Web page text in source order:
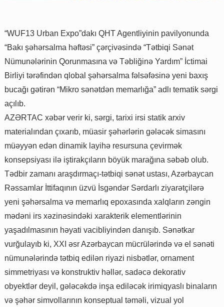
“WUF13 Urban Expo”dakı QHT Agentliyinin pavilyonunda
“Bakı şəhərsalma həftəsi” çərçivəsində “Tətbiqi Sənət
Nümunələrinin Qorunmasına və Təbliğinə Yardım” İctimai
Birliyi tərəfindən qlobal şəhərsalma fəlsəfəsinə yeni baxış
bucağı gətirən “Mikro sənətdən memarlığa” adlı tematik sərgi
açılıb.
AZƏRTAC xəbər verir ki, sərgi, tarixi irsi statik arxiv
materialından çıxarıb, müasir şəhərlərin gələcək simasını
müəyyən edən dinamik layihə resursuna çevirmək
konsepsiyası ilə iştirakçıların böyük marağına səbəb olub.
Tədbir zamanı araşdırmaçı-tətbiqi sənət ustası, Azərbaycan
Rəssamlar İttifaqının üzvü İsgəndər Sərdarlı ziyarətçilərə
yeni şəhərsalma və memarlıq epoxasında xalqların zəngin
mədəni irs xəzinəsindəki xarakterik elementlərinin
yaşadılmasının həyati vacibliyindən danışıb. Sənətkar
vurğulayıb ki, XXI əsr Azərbaycan mücrülərində və el sənəti
nümunələrində tətbiq edilən riyazi nisbətlər, ornament
simmetriyası və konstruktiv həllər, sadəcə dekorativ
obyektlər deyil, gələcəkdə inşa ediləcək irimiqyaslı binaların
və şəhər simvollarının konseptual təməli, vizual yol